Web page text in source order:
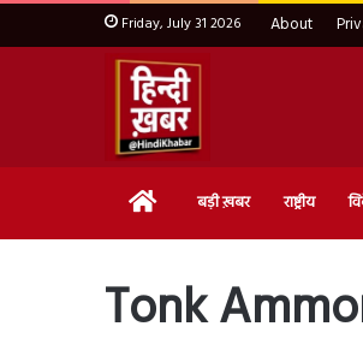
Friday, July 31 2026 About
Home बड़ी ख़बर राष्ट्रीय
Tonk